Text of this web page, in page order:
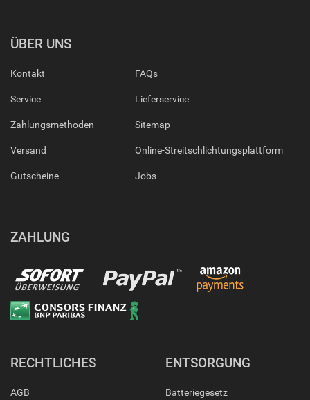
ÜBER UNS
Kontakt
Service
Zahlungsmethoden
Versand
Gutscheine
FAQs
Lieferservice
Sitemap
Online-Streitschlichtungsplattform
Jobs
ZAHLUNG
RECHTLICHES
AGB
ENTSORGUNG
Batteriegesetz